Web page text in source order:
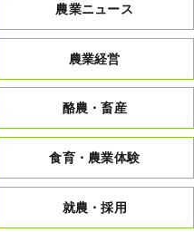
農業ニュース
農業経営
酪農・畜産
食育・農業体験
就農・採用